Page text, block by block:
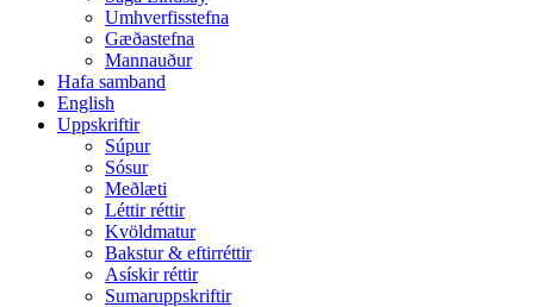
Umhverfisstefna
Gæðastefna
Mannauður
Hafa samband
English
Uppskriftir
Súpur
Sósur
Meðlæti
Léttir réttir
Kvöldmatur
Bakstur & eftirréttir
Asískir réttir
Sumaruppskriftir